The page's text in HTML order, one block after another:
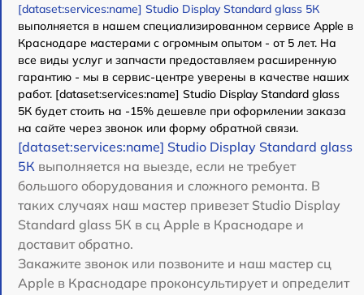
[dataset:services:name] Studio Display Standard glass 5К
выполняется в нашем специализированном сервисе Apple в
Краснодаре мастерами с огромным опытом - от 5 лет. На
все виды услуг и запчасти предоставляем расширенную
гарантию - мы в сервис-центре уверены в качестве наших
работ. [dataset:services:name] Studio Display Standard glass
5К будет стоить на -15% дешевле при оформлении заказа
на сайте через звонок или форму обратной связи.
[dataset:services:name] Studio Display Standard glass
5К выполняется на выезде, если не требует
большого оборудования и сложного ремонта. В
таких случаях наш мастер привезет Studio Display
Standard glass 5К в сц Apple в Краснодаре и
доставит обратно.
Закажите звонок или позвоните и наш мастер сц
Apple в Краснодаре проконсультирует и определит